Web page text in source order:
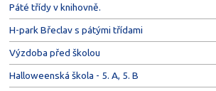
Páté třídy v knihovně.
H-park Břeclav s pátými třídami
Výzdoba před školou
Halloweenská škola - 5. A, 5. B